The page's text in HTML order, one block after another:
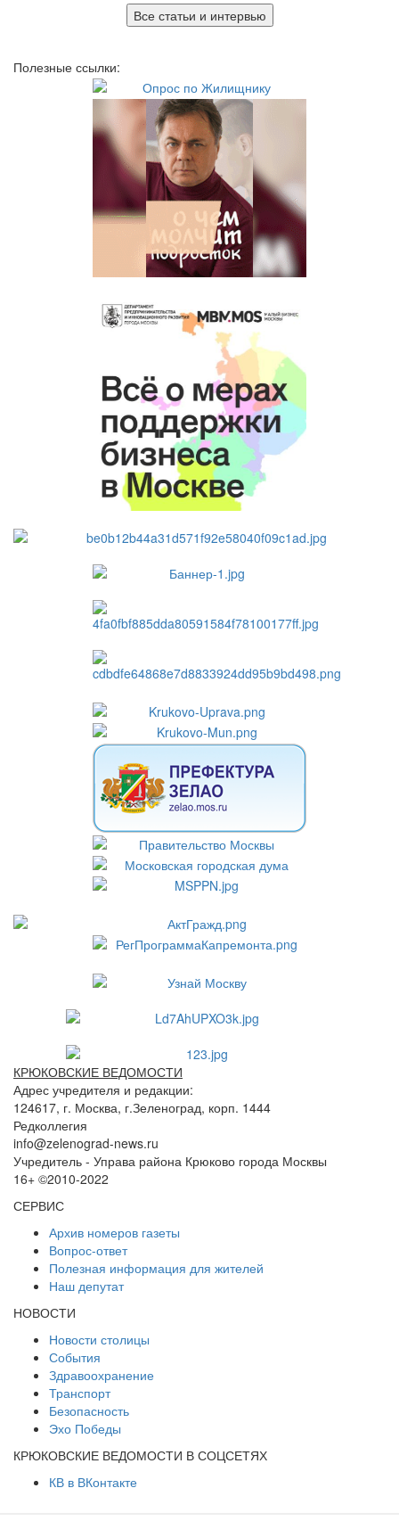
Все статьи и интервью
Полезные ссылки:
КРЮКОВСКИЕ ВЕДОМОСТИ
Адрес учредителя и редакции:
124617, г. Москва, г.Зеленоград, корп. 1444
Редколлегия
info@zelenograd-news.ru
Учредитель - Управа района Крюково города Москвы
16+ ©2010-2022
СЕРВИС
Архив номеров газеты
Вопрос-ответ
Полезная информация для жителей
Наш депутат
НОВОСТИ
Новости столицы
События
Здравоохранение
Транспорт
Безопасность
Эхо Победы
КРЮКОВСКИЕ ВЕДОМОСТИ В СОЦСЕТЯХ
КВ в ВКонтакте